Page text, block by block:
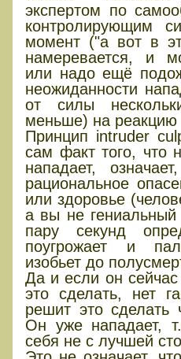
экспертом по
контролирующим
момент ("а вот в
намеревается, и
или надо ещё
неожиданности
от силы
меньше) на реакцию
Принцип intruder
сам факт того, что
нападает,
рациональное
или здоровье
а вы не гениальный
пару секунд
поугрожает и
изобьет до
Да и если он
это сделать, нет
решит это сделать
Он уже нападает,
себя не с лучшей